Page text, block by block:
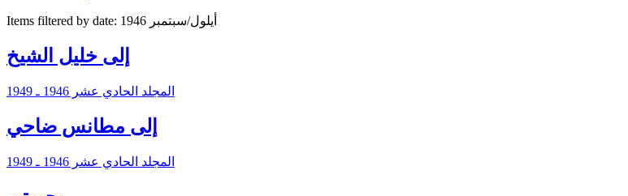
Items filtered by date: أيلول/سبتمبر 1946
إلى خليل الشيخ
المجلد الحادي عشر 1946 ـ 1949
إلى مطانس ضاحي
المجلد الحادي عشر 1946 ـ 1949